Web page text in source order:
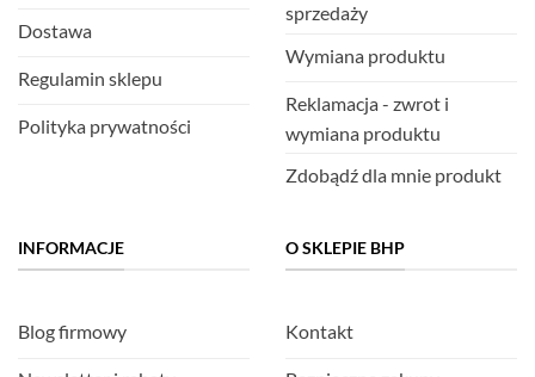
Dostawa
Regulamin sklepu
Polityka prywatności
sprzedaży
Wymiana produktu
Reklamacja - zwrot i
wymiana produktu
Zdobądź dla mnie produkt
INFORMACJE
Blog firmowy
O SKLEPIE BHP
Kontakt